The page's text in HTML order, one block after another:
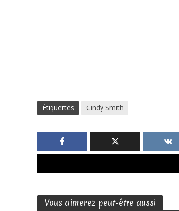
Étiquettes Cindy Smith
Vous aimerez peut-être aussi